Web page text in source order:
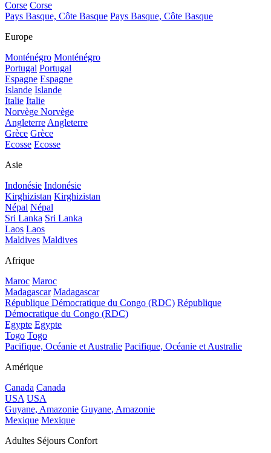
Corse Corse
Pays Basque, Côte Basque Pays Basque, Côte Basque
Europe
Monténégro Monténégro
Portugal Portugal
Espagne Espagne
Islande Islande
Italie Italie
Norvège Norvège
AngleterreAngleterre
Grèce Grèce
Ecosse Ecosse
Asie
Indonésie Indonésie
Kirghizistan Kirghizistan
Népal Népal
Sri Lanka Sri Lanka
Laos Laos
Maldives Maldives
Afrique
Maroc Maroc
Madagascar Madagascar
République Démocratique du Congo (RDC) République
Démocratique du Congo (RDC)
Egypte Egypte
Togo Togo
Pacifique, Océanie et Australie Pacifique, Océanie et Australie
Amérique
Canada Canada
USA USA
Guyane, Amazonie Guyane, Amazonie
Mexique Mexique
Adultes Séjours Confort